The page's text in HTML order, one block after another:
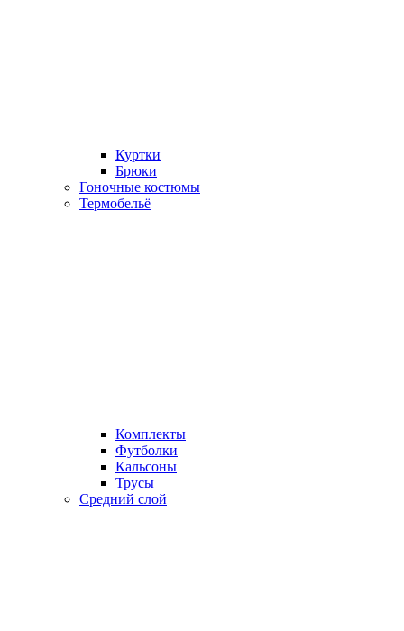
Куртки
Брюки
Гоночные костюмы
Термобельё
Комплекты
Футболки
Кальсоны
Трусы
Средний слой